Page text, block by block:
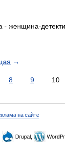
- женщина-
→
8 9 10
на сайте
Drupal,